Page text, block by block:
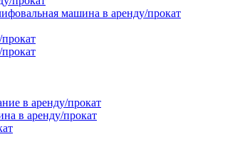
машина в аренду/прокат
в аренду/прокат
в аренду/прокат